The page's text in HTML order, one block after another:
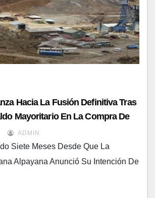
Hacia La Fusión Definitiva Tras
Mayoritario En La Compra De
ADMIN
Siete Meses Desde Que La
Alpayana Anunció Su Intención De